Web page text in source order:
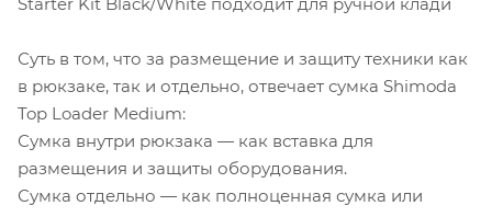
Суть в том, что за размещение и защиту техники как
в рюкзаке, так и отдельно, отвечает сумка Shimoda
Top Loader Medium:
Сумка внутри рюкзака — как вставка для
размещения и защиты оборудования.
Сумка отдельно — как полноценная сумка или